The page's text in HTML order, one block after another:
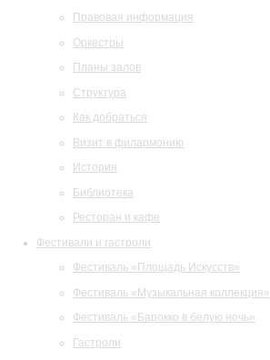
Правовая информация
Оркестры
Планы залов
Структура
Как добраться
Визит в филармонию
История
Библиотека
Ресторан и кафе
Фестивали и гастроли
Фестиваль «Площадь Искусств»
Фестиваль «Музыкальная коллекция»
Фестиваль «Барокко в белую ночь»
Гастроли